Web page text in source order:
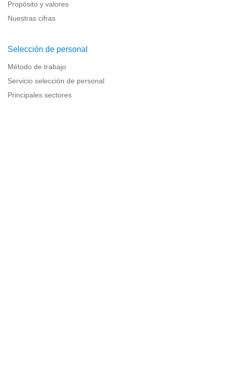
Propósito y valores
Nuestras cifras
Selección de personal
Método de trabajo
Servicio selección de personal
Principales sectores